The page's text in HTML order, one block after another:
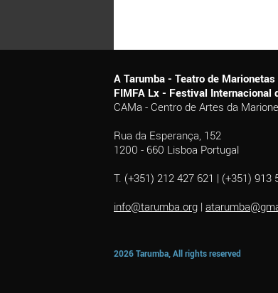
A Tarumba - Teatro de Marionetas
FIMFA Lx - Festival Internacional
CAMa - Centro de Artes da
Rua da Esperança, 152
1200 - 660 Lisboa Portugal
T. (+351) 212 427 621 | (+351) 913
info@tarumba.org |
2026 Tarumba, All rights reserved